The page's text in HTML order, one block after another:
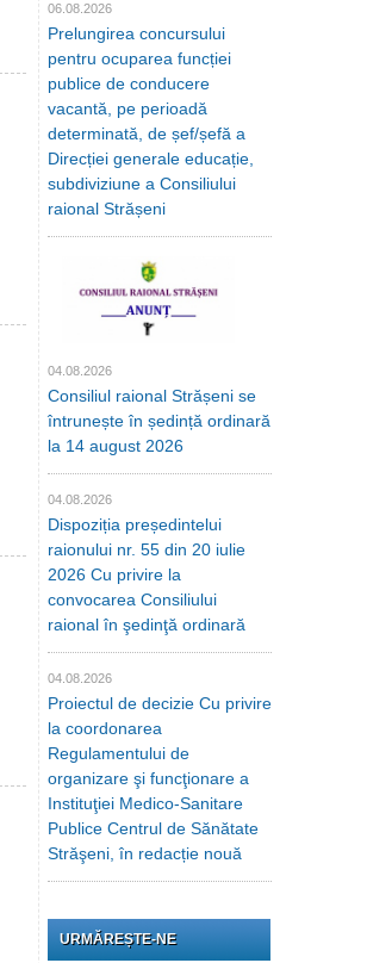
06.08.2026
Prelungirea concursului
pentru ocuparea funcției
publice de conducere
vacantă, pe perioadă
determinată, de șef/șefă a
Direcției generale educație,
subdiviziune a Consiliului
raional Strășeni
04.08.2026
Consiliul raional Strășeni se
întrunește în ședință ordinară
la 14 august 2026
04.08.2026
Dispoziția președintelui
raionului nr. 55 din 20 iulie
2026 Cu privire la
convocarea Consiliului
raional în şedinţă ordinară
04.08.2026
Proiectul de decizie Cu privire
la coordonarea
Regulamentului de
organizare şi funcţionare a
Instituţiei Medico-Sanitare
Publice Centrul de Sănătate
Străşeni, în redacție nouă
URMĂREȘTE-NE